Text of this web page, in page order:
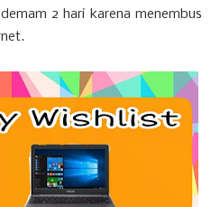
2 hari karena menembus